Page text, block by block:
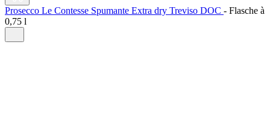
Prosecco Le Contesse Spumante Extra dry Treviso DOC - Flasche à
0,75 l